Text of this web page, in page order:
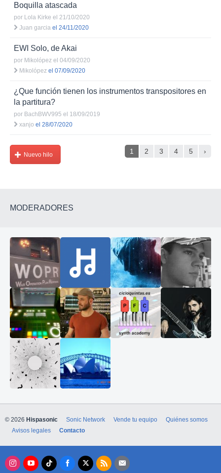
Boquilla atascada
por Lola Kirke el 21/10/2020
Juan garcia el 24/11/2020
EWI Solo, de Akai
por Mikolópez el 04/09/2020
Mikolópez el 07/09/2020
¿Que función tienen los instrumentos transpositores en
la partitura?
por BachBWV995 el 18/09/2019
xanjo el 28/07/2020
1 2 3 4 5 ›
Nuevo hilo
MODERADORES
© 2026 Hispasonic Sonic Network Vende tu equipo
Quiénes somos
Avisos legales
Contacto